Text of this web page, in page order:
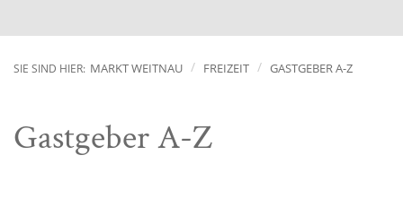
SIE SIND HIER: MARKT WEITNAU FREIZEIT GASTGEBER A-Z
Gastgeber A-Z